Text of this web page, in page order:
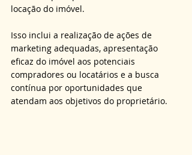
locação do imóvel.
Isso inclui a realização de ações de
marketing adequadas, apresentação
eficaz do imóvel aos potenciais
compradores ou locatários e a busca
contínua por oportunidades que
atendam aos objetivos do proprietário.